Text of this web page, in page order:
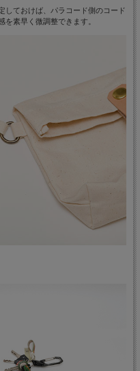
しておけば、パラコード側のコード
素早く微調整できます。